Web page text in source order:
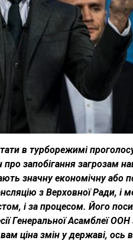
в турборежимі
запобігання загрозам
значну економічну або
з Верховної Ради, і
і за процесом. Його
Генеральної Асамблеї
ціна змін у державі, ось